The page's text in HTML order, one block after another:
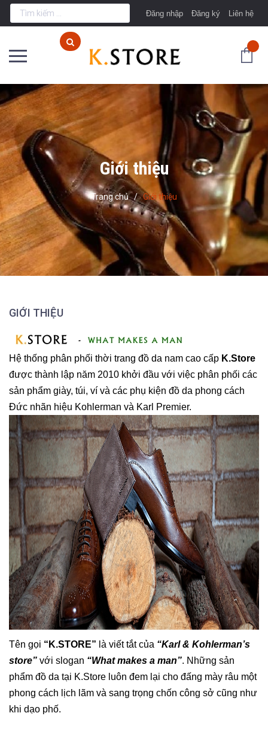
Đăng nhập Đăng ký Liên hệ
Giới thiệu
Trang chủ / Giới thiệu
GIỚI THIỆU
Hệ thống phân phối thời trang đồ da nam cao cấp K.Store
được thành lập năm 2010 khởi đầu với việc phân phối các
sản phẩm giày, túi, ví và các phụ kiện đồ da phong cách
Đức nhãn hiệu Kohlerman và Karl Premier.
Tên gọi “K.STORE” là viết tắt của “Karl & Kohlerman’s
store” với slogan “What makes a man”. Những sản
phẩm đồ da tại K.Store luôn đem lại cho đấng mày râu một
phong cách lịch lãm và sang trọng chốn công sở cũng như
khi dạo phố.